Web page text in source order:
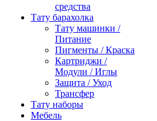
средства
Тату барахолка
Тату машинки /
Питание
Пигменты / Краска
Картриджи /
Модули / Иглы
Защита / Уход
Трансфер
Тату наборы
Мебель